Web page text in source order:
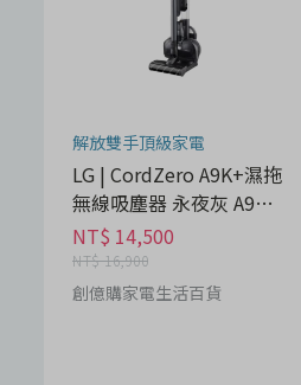
解放雙手頂級家電
LG | CordZero A9K+濕拖
無線吸塵器 永夜灰 A9K-
MOP3 - 家電分期
NT$ 14,500
NT$ 16,900
創億購家電生活百貨